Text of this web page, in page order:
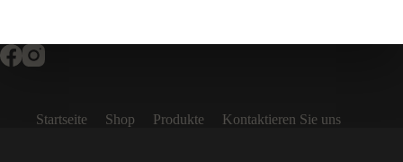
Startseite Shop Produkte Kontaktieren Sie uns